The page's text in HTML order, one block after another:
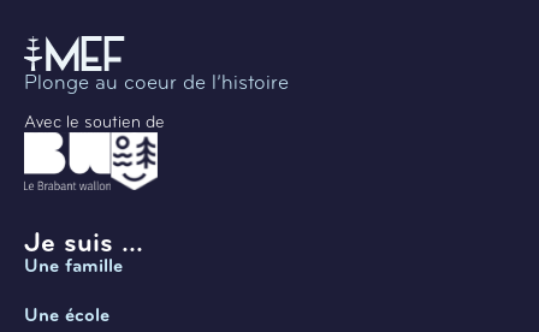
Plonge au coeur de l’histoire
Avec le soutien de
Je suis ...
Une famille
Une école